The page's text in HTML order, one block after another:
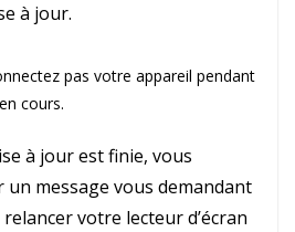
à jour.
pas votre appareil pendant
cours.
à jour est finie, vous
un message vous demandant
votre lecteur d’écran